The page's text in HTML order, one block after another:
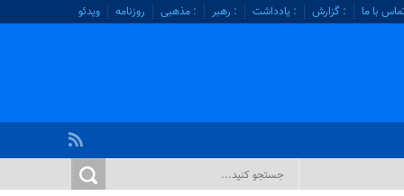
با ما : گزارش : یادداشت : رهبر : مذهبی روزنامه ویدئو